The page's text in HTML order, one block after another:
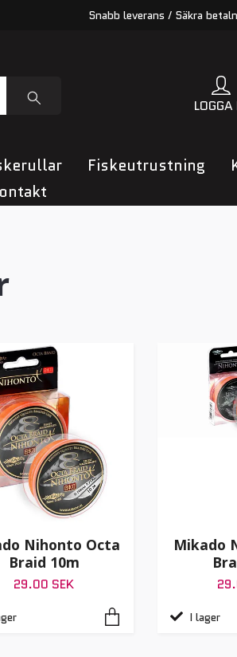
Snabb leverans / Säkra
LOGGA
Fiskeutrustning
Nihonto Octa
Braid 10m
29.00 SEK
Mikado
I lager